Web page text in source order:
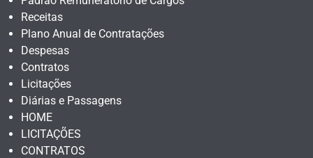
Receitas
Plano Anual de Contratações
Despesas
Contratos
Licitações
Diárias e Passagens
HOME
LICITAÇÕES
CONTRATOS